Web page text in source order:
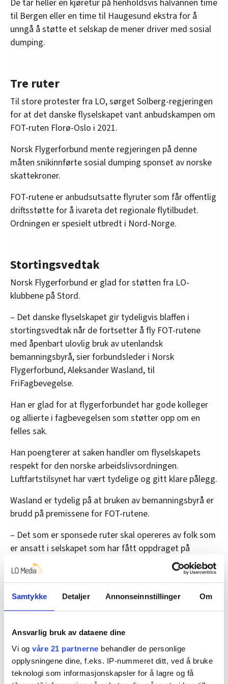
Samtykke Detaljer Annonseinnstillinger Om
Ansvarlig bruk av dataene dine
Vi og våre 21 partnerne behandler de personlige
opplysningene dine, f.eks. IP-nummeret ditt, ved å bruke
teknologi som informasjonskapsler for å lagre og få
De tar heller en kjøretur på henholdsvis halvannen time
til Bergen eller en time til Haugesund ekstra for å
unngå å støtte et selskap de mener driver med sosial
dumping.
Tre ruter
Til store protester fra LO, sørget Solberg-regjeringen
for at det danske flyselskapet vant anbudskampen om
FOT-ruten Florø-Oslo i 2021.
Norsk Flygerforbund mente regjeringen på denne
måten snikinnførte sosial dumping sponset av norske
skattekroner.
FOT-rutene er anbudsutsatte flyruter som får offentlig
driftsstøtte for å ivareta det regionale flytilbudet.
Ordningen er spesielt utbredt i Nord-Norge.
Stortingsvedtak
Norsk Flygerforbund er glad for støtten fra LO-
klubbene på Stord.
– Det danske flyselskapet gir tydeligvis blaffen i
stortingsvedtak når de fortsetter å fly FOT-rutene
med åpenbart ulovlig bruk av utenlandsk
bemanningsbyrå, sier forbundsleder i Norsk
Flygerforbund, Aleksander Wasland, til
FriFagbevegelse.
Han er glad for at flygerforbundet har gode kolleger
og allierte i fagbevegelsen som støtter opp om en
felles sak.
Han poengterer at saken handler om flyselskapets
respekt for den norske arbeidslivsordningen.
Luftfartstilsynet har vært tydelige og gitt klare pålegg.
Wasland er tydelig på at bruken av bemanningsbyrå er
brudd på premissene for FOT-rutene.
– Det som er sponsede ruter skal opereres av folk som
er ansatt i selskapet som har fått oppdraget på
rutene, mener Wasland.
Høringssvar
lovgivning, har DAT fått anledning til å komme med et
tilsvar innen 8. april.
– Inntil dette tilsvaret er behandlet, vil vi ikke fly med